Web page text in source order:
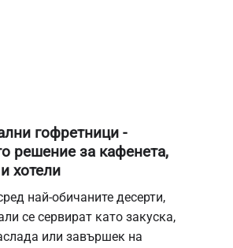
гофретници -
решение за кафенета,
хотели
най-обичаните десерти,
се сервират като закуска,
или завършек на